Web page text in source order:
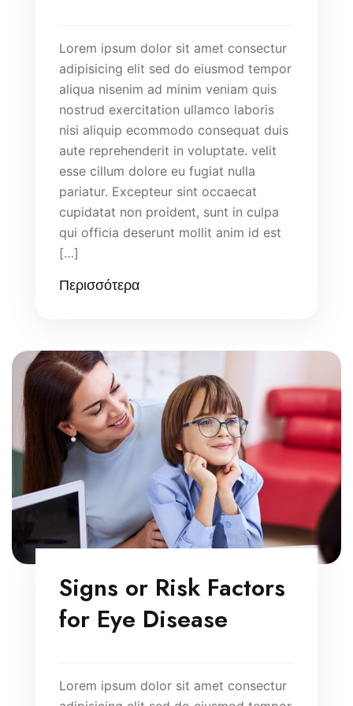
Lorem ipsum dolor sit amet consectur
adipisicing elit sed do eiusmod tempor
aliqua nisenim ad minim veniam quis
nostrud exercitation ullamco laboris
nisi aliquip ecommodo consequat duis
aute reprehenderit in voluptate. velit
esse cillum dolore eu fugiat nulla
pariatur. Excepteur sint occaecat
cupidatat non proident, sunt in culpa
qui officia deserunt mollit anim id est
[…]
Περισσότερα
Signs or Risk Factors
for Eye Disease
Lorem ipsum dolor sit amet consectur